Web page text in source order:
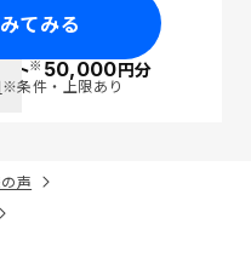
てみる
ト※50,000円分
※条件・上限あり
声